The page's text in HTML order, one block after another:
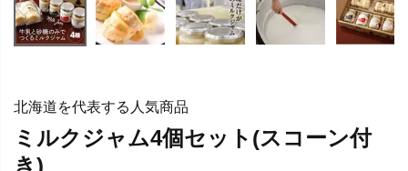
北海道を代表する人気商品
ミルクジャム4個セット(スコーン付
き)